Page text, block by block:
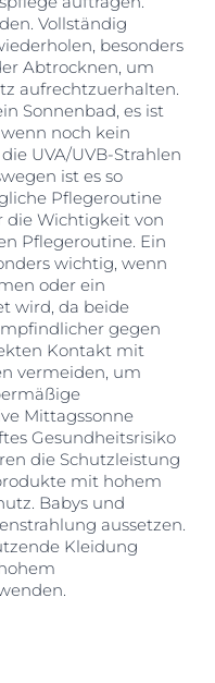
Vollständig
besonders
Abtrocknen, um
aufrechtzuerhalten.
Sonnenbad, es ist
noch kein
UVA/UVB-Strahlen
ist es so
Pflegeroutine
die Wichtigkeit von
Pflegeroutine. Ein
wichtig, wenn
oder ein
wird, da beide
gegen
Kontakt mit
vermeiden, um
Mittagssonne
Gesundheitsrisiko
die Schutzleistung
mit hohem
Babys und
aussetzen.
Kleidung